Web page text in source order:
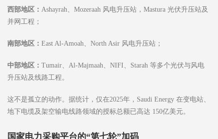
西部地区： Ashayrah、Mozeraah 风电升压站，Mastura 光伏升压站及
并网工程；
南部地区： East Al-Amoah、North Asir 风电升压站；
中部地区： Tumair、Al-Majmaah、NIFI、Starah 等多个光伏与风电
升压站及线路工程。
这不是孤立的动作。据统计，仅在2025年，Saudi Energy 在变电站、
地下电缆及架空输电线路领域的授标总额已高达 150亿美元。
国家电力采购平台的“第七轮”加码